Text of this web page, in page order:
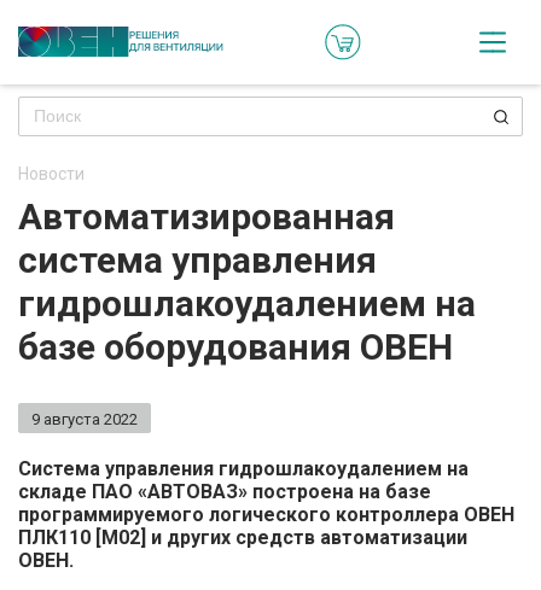
Новости
Автоматизированная
система управления
гидрошлакоудалением на
базе оборудования ОВЕН
9 августа 2022
Система управления гидрошлакоудалением на
складе ПАО «АВТОВАЗ» построена на базе
программируемого логического контроллера ОВЕН
ПЛК110 [М02] и других средств автоматизации
ОВЕН.